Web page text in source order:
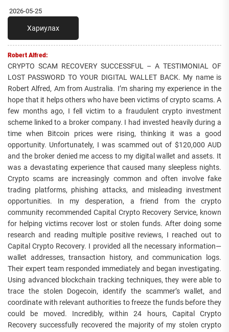
2026-05-25
Хариулах
Robert Alfred:
CRYPTO SCAM RECOVERY SUCCESSFUL – A TESTIMONIAL OF
LOST PASSWORD TO YOUR DIGITAL WALLET BACK. My name is
Robert Alfred, Am from Australia. I’m sharing my experience in the
hope that it helps others who have been victims of crypto scams. A
few months ago, I fell victim to a fraudulent crypto investment
scheme linked to a broker company. I had invested heavily during a
time when Bitcoin prices were rising, thinking it was a good
opportunity. Unfortunately, I was scammed out of $120,000 AUD
and the broker denied me access to my digital wallet and assets. It
was a devastating experience that caused many sleepless nights.
Crypto scams are increasingly common and often involve fake
trading platforms, phishing attacks, and misleading investment
opportunities. In my desperation, a friend from the crypto
community recommended Capital Crypto Recovery Service, known
for helping victims recover lost or stolen funds. After doing some
research and reading multiple positive reviews, I reached out to
Capital Crypto Recovery. I provided all the necessary information—
wallet addresses, transaction history, and communication logs.
Their expert team responded immediately and began investigating.
Using advanced blockchain tracking techniques, they were able to
trace the stolen Dogecoin, identify the scammer’s wallet, and
coordinate with relevant authorities to freeze the funds before they
could be moved. Incredibly, within 24 hours, Capital Crypto
Recovery successfully recovered the majority of my stolen crypto